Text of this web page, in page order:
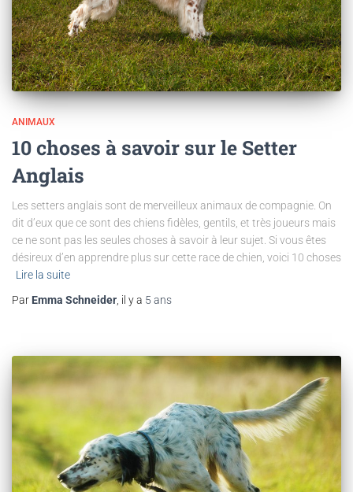
ANIMAUX
10 choses à savoir sur le Setter
Anglais
Les setters anglais sont de merveilleux animaux de compagnie. On
dit d’eux que ce sont des chiens fidèles, gentils, et très joueurs mais
ce ne sont pas les seules choses à savoir à leur sujet. Si vous êtes
désireux d’en apprendre plus sur cette race de chien, voici 10 choses
Lire la suite
Par Emma Schneider , il y a 5 ans